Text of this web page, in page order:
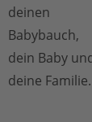
deinen
Babybauch,
dein Baby
deine Familie.